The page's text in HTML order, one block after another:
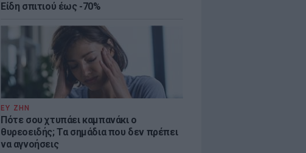
Είδη σπιτιού έως -70%
ΕΥ ΖΗΝ
Πότε σου χτυπάει καμπανάκι ο
θυρεοειδής; Τα σημάδια που δεν πρέπει
να αγνοήσεις